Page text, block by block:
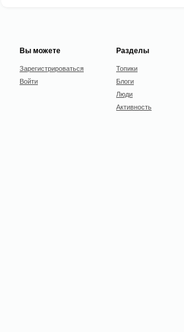
Вы можете
Зарегистрироваться
Войти
Разделы
Топики
Блоги
Люди
Активность